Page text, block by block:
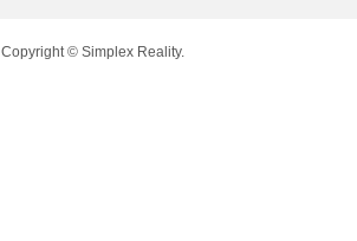
Copyright © Simplex Reality.